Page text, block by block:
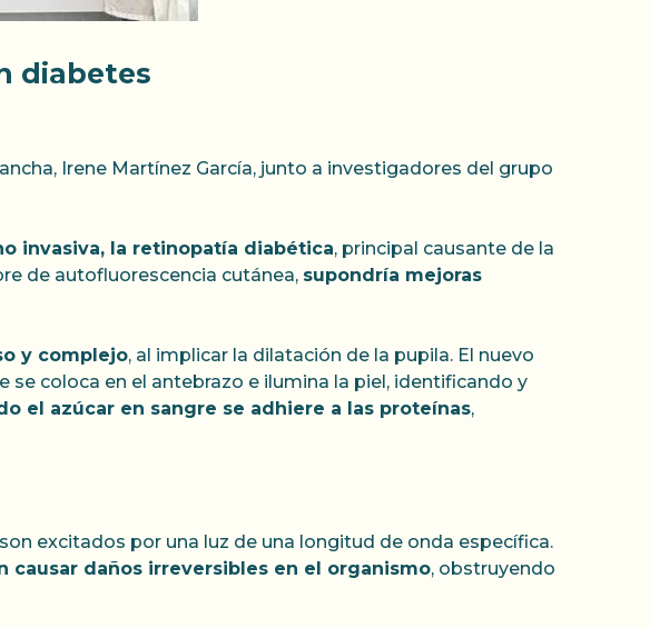
diabetes
Irene Martínez García, junto a investigadores del grupo
invasiva, la retinopatía diabética, principal causante de la
de autofluorescencia cutánea, supondría mejoras
y complejo, al implicar la dilatación de la pupila. El nuevo
coloca en el antebrazo e ilumina la piel, identificando y
el azúcar en sangre se adhiere a las proteínas,
excitados por una luz de una longitud de onda específica.
causar daños irreversibles en el organismo, obstruyendo